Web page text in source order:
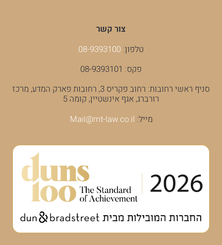
צור קשר
טלפון: 08-9393100
פקס: 08-9393101
סניף ראשי רחובות: רחוב פקריס 3, רחובות פארק המדע, מרכז
רורברג, אגף אינשטיין, קומה 5
מייל: Mail@mt-law.co.il